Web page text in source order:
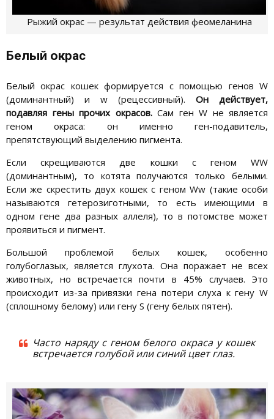
Рыжий окрас — результат действия феомеланина
Белый окрас
Белый окрас кошек формируется с помощью генов W
(доминантный) и w (рецессивный). Он действует,
подавляя гены прочих окрасов.Сам ген W не является
геном окраса: он именно ген-подавитель,
препятствующий выделению пигмента.
Если скрещиваются две кошки с геном WW
(доминантным), то котята получаются только белыми.
Если же скрестить двух кошек с геном Ww (такие особи
называются гетерозиготными, то есть имеющими в
одном гене два разных аллеля), то в потомстве может
проявиться и пигмент.
Большой проблемой белых кошек, особенно
голубоглазых, является глухота. Она поражает не всех
животных, но встречается почти в 45% случаев. Это
происходит из-за привязки гена потери слуха к гену W
(сплошному белому) или гену S (гену белых пятен).
Часто наряду с геном белого окраса у кошек
встречается голубой или синий цвет глаз.